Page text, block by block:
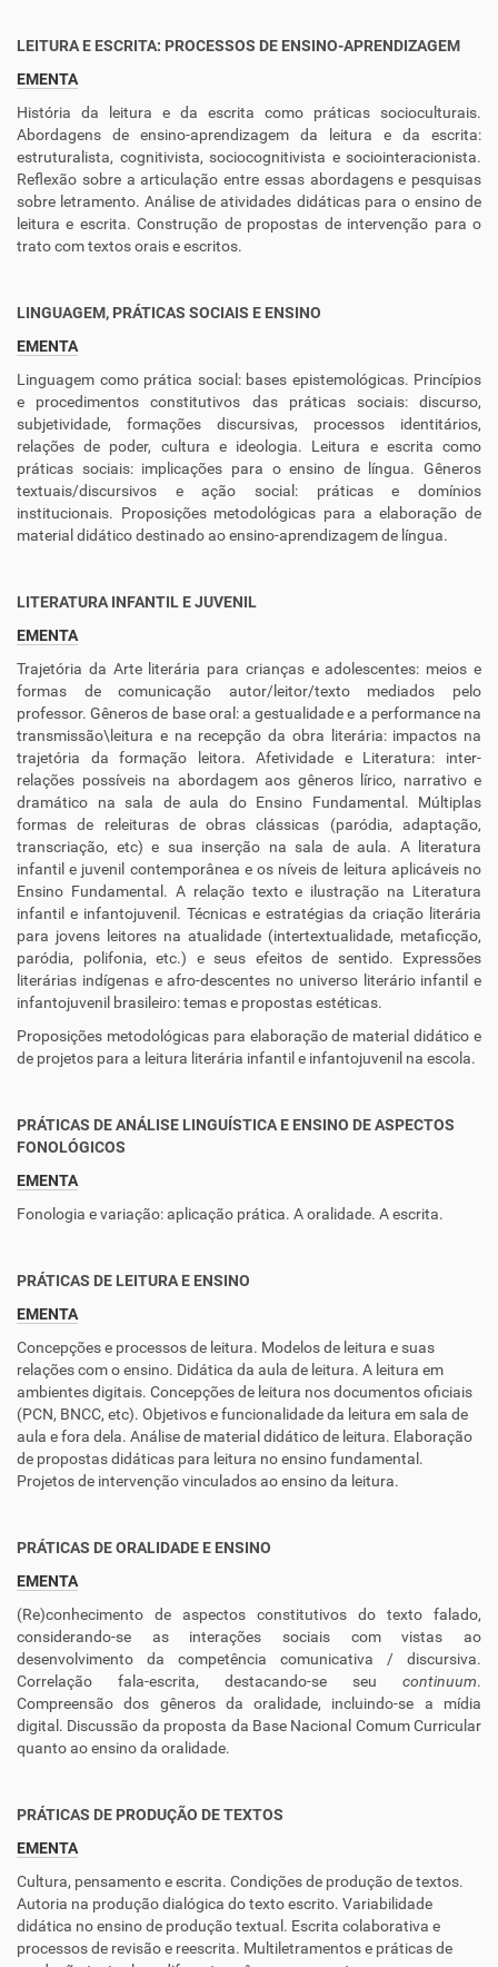
LEITURA E ESCRITA: PROCESSOS DE ENSINO-APRENDIZAGEM
EMENTA
História da leitura e da escrita como práticas socioculturais.
Abordagens de ensino-aprendizagem da leitura e da escrita:
estruturalista, cognitivista, sociocognitivista e sociointeracionista.
Reflexão sobre a articulação entre essas abordagens e pesquisas
sobre letramento. Análise de atividades didáticas para o ensino de
leitura e escrita. Construção de propostas de intervenção para o
trato com textos orais e escritos.
LINGUAGEM, PRÁTICAS SOCIAIS E ENSINO
EMENTA
Linguagem como prática social: bases epistemológicas. Princípios
e procedimentos constitutivos das práticas sociais: discurso,
subjetividade, formações discursivas, processos identitários,
relações de poder, cultura e ideologia. Leitura e escrita como
práticas sociais: implicações para o ensino de língua. Gêneros
textuais/discursivos e ação social: práticas e domínios
institucionais. Proposições metodológicas para a elaboração de
material didático destinado ao ensino-aprendizagem de língua.
LITERATURA INFANTIL E JUVENIL
EMENTA
Trajetória da Arte literária para crianças e adolescentes: meios e
formas de comunicação autor/leitor/texto mediados pelo
professor. Gêneros de base oral: a gestualidade e a performance na
transmissão\leitura e na recepção da obra literária: impactos na
trajetória da formação leitora. Afetividade e Literatura: inter-
relações possíveis na abordagem aos gêneros lírico, narrativo e
dramático na sala de aula do Ensino Fundamental. Múltiplas
formas de releituras de obras clássicas (paródia, adaptação,
transcriação, etc) e sua inserção na sala de aula. A literatura
infantil e juvenil contemporânea e os níveis de leitura aplicáveis no
Ensino Fundamental. A relação texto e ilustração na Literatura
infantil e infantojuvenil. Técnicas e estratégias da criação literária
para jovens leitores na atualidade (intertextualidade, metaficção,
paródia, polifonia, etc.) e seus efeitos de sentido. Expressões
literárias indígenas e afro-descentes no universo literário infantil e
infantojuvenil brasileiro: temas e propostas estéticas.
Proposições metodológicas para elaboração de material didático e
de projetos para a leitura literária infantil e infantojuvenil na escola.
PRÁTICAS DE ANÁLISE LINGUÍSTICA E ENSINO DE ASPECTOS
FONOLÓGICOS
EMENTA
Fonologia e variação: aplicação prática. A oralidade. A escrita.
PRÁTICAS DE LEITURA E ENSINO
EMENTA
Concepções e processos de leitura. Modelos de leitura e suas
relações com o ensino. Didática da aula de leitura. A leitura em
ambientes digitais. Concepções de leitura nos documentos oficiais
(PCN, BNCC, etc). Objetivos e funcionalidade da leitura em sala de
aula e fora dela. Análise de material didático de leitura. Elaboração
de propostas didáticas para leitura no ensino fundamental.
Projetos de intervenção vinculados ao ensino da leitura.
PRÁTICAS DE ORALIDADE E ENSINO
EMENTA
(Re)conhecimento de aspectos constitutivos do texto falado,
considerando-se as interações sociais com vistas ao
desenvolvimento da competência comunicativa / discursiva.
Correlação fala-escrita, destacando-se seu continuum.
Compreensão dos gêneros da oralidade, incluindo-se a mídia
digital. Discussão da proposta da Base Nacional Comum Curricular
quanto ao ensino da oralidade.
PRÁTICAS DE PRODUÇÃO DE TEXTOS
EMENTA
Cultura, pensamento e escrita. Condições de produção de textos.
Autoria na produção dialógica do texto escrito. Variabilidade
didática no ensino de produção textual. Escrita colaborativa e
processos de revisão e reescrita. Multiletramentos e práticas de